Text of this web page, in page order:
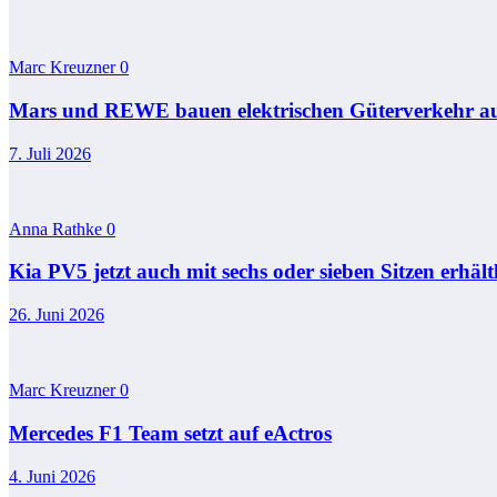
Marc Kreuzner0
Mars und REWE bauen elektrischen Güterverkehr
7. Juli 2026
Anna Rathke 0
Kia PV5 jetzt auch mit sechs oder sieben Sitzen
26. Juni 2026
Marc Kreuzner0
Mercedes F1 Team setzt auf eActros
4. Juni 2026